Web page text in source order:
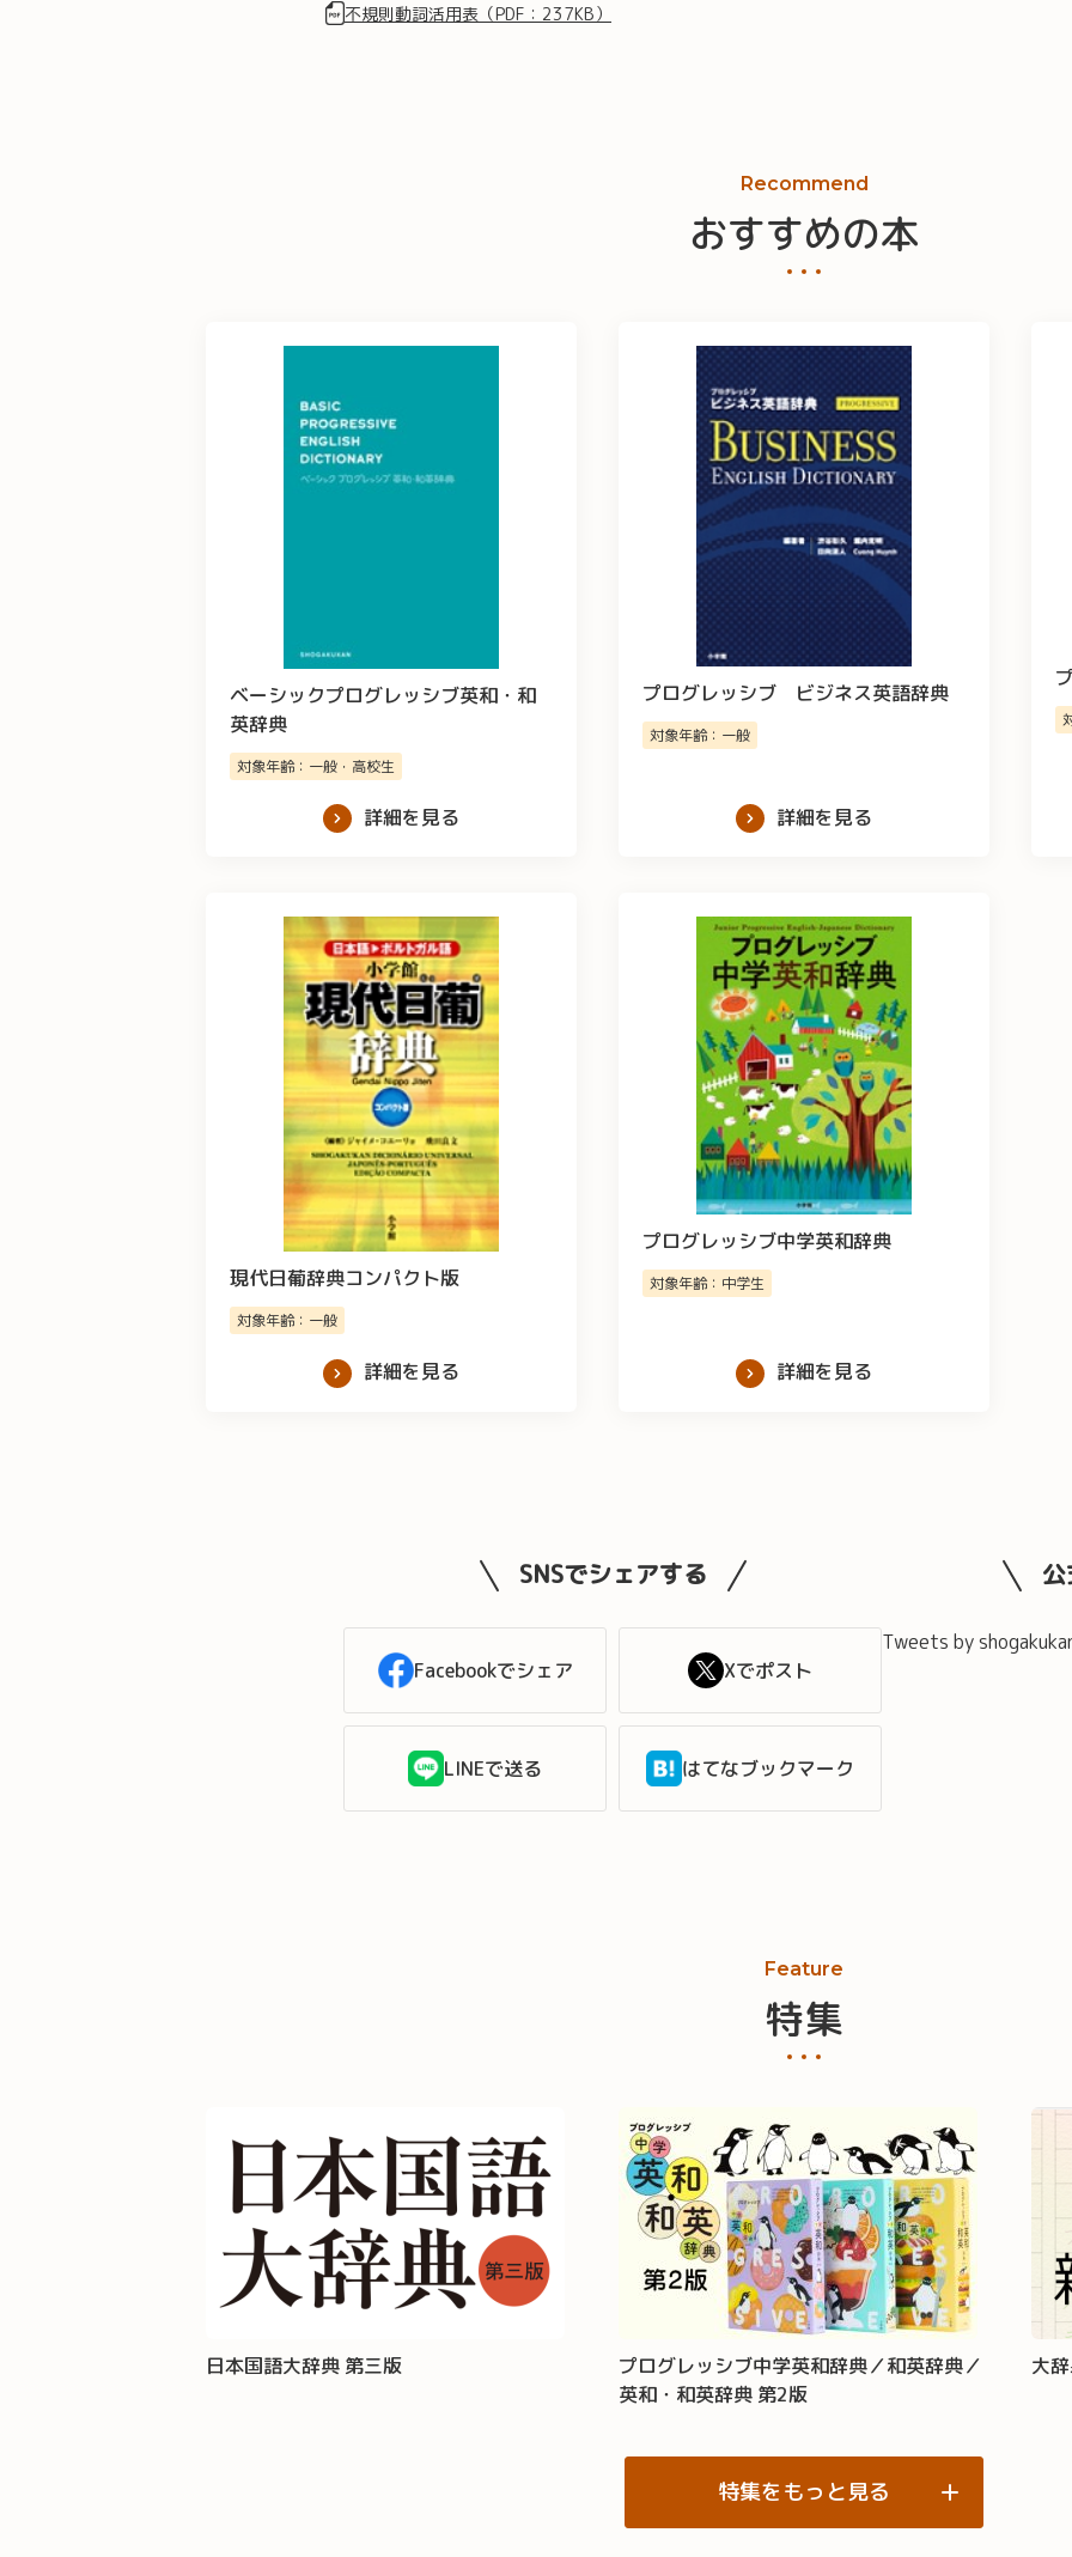
不規則動詞活用表（PDF：237KB）
Recommend
おすすめの本
ベーシックプログレッシブ英和・和
英辞典
対象年齢：一般・高校生
詳細を見る
プログレッシブ ビジネス英語辞典
対象年齢：一般
詳細を見る
現代日葡辞典コンパクト版
対象年齢：一般
詳細を見る
プログレッシブ中学英和辞典
対象年齢：中学生
詳細を見る
SNSでシェアする
Facebookでシェア Xでポスト
LINEで送る はてなブックマーク
Tweets by
Feature
特集
日本国語大辞典 第三版
プログレッシブ中学英和辞典／和英辞典／
英和・和英辞典 第2版
大
特集をもっと見る